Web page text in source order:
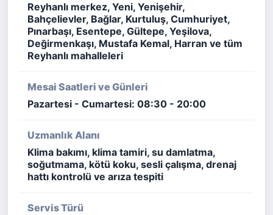
Reyhanlı merkez, Yeni, Yenişehir,
Bahçelievler, Bağlar, Kurtuluş, Cumhuriyet,
Pınarbaşı, Esentepe, Gültepe, Yeşilova,
Değirmenkaşı, Mustafa Kemal, Harran ve tüm
Reyhanlı mahalleleri
Mesai Saatleri ve Günleri
Pazartesi - Cumartesi: 08:30 - 20:00
Uzmanlık Alanı
Klima bakımı, klima tamiri, su damlatma,
soğutmama, kötü koku, sesli çalışma, drenaj
hattı kontrolü ve arıza tespiti
Servis Türü